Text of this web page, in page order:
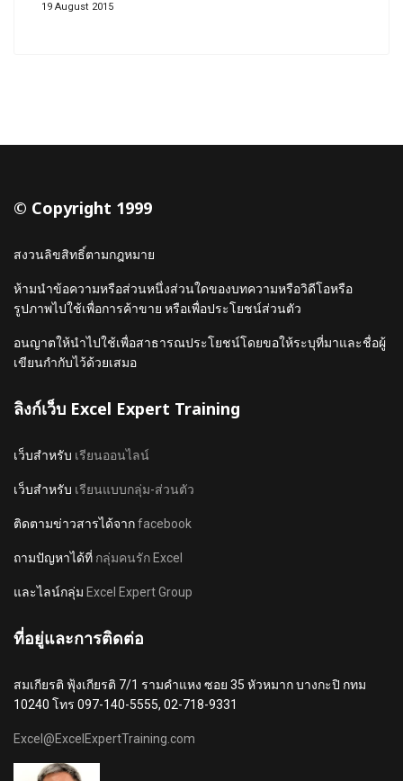
19 August 2015
© Copyright 1999
สงวนลิขสิทธิ์ตามกฎหมาย
ห้ามนำข้อความหรือส่วนหนึ่งส่วนใดของบทความหรือวิดีโอหรือ
รูปภาพไปใช้เพื่อการค้าขาย หรือเพื่อประโยชน์ส่วนตัว
อนญาตให้นำไปใช้เพื่อสาธารณประโยชน์โดยขอให้ระบุที่มาและชื่อผู้
เขียนกำกับไว้ด้วยเสมอ
ลิงก์เว็บ Excel Expert Training
เว็บสำหรับ เรียนออนไลน์
เว็บสำหรับ เรียนแบบกลุ่ม-ส่วนตัว
ติดตามข่าวสารได้จากfacebook
ถามปัญหาได้ที่ กลุ่มคนรัก Excel
และไลน์กลุ่ม Excel Expert Group
ที่อยู่และการติดต่อ
สมเกียรติ ฟุ้งเกียรติ 7/1 รามคำแหง ซอย 35 หัวหมาก บางกะปิ กทม
10240 โทร 097-140-5555, 02-718-9331
Excel@ExcelExpertTraining.com